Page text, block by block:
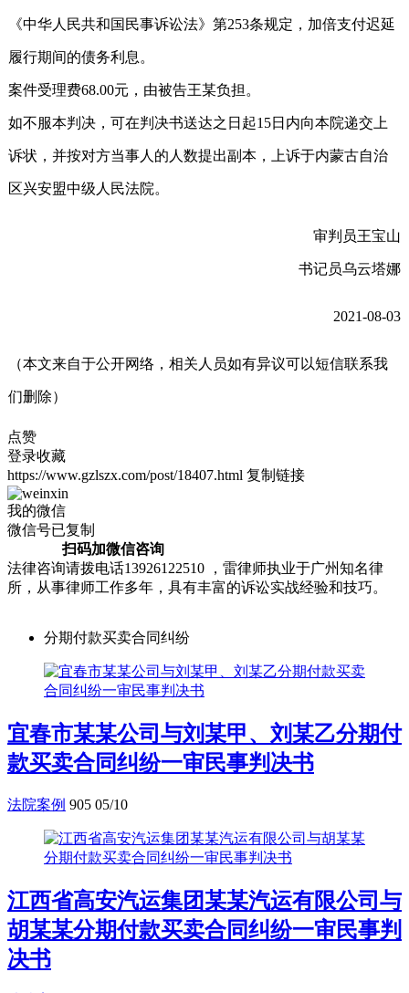
《中华人民共和国民事诉讼法》第253条规定，加倍支付迟延
履行期间的债务利息。
案件受理费68.00元，由被告王某负担。
如不服本判决，可在判决书送达之日起15日内向本院递交上
诉状，并按对方当事人的人数提出副本，上诉于内蒙古自治
区兴安盟中级人民法院。
审判员王宝山
书记员乌云塔娜
2021-08-03
（本文来自于公开网络，相关人员如有异议可以短信联系我
们删除）
点赞
登录收藏
https://www.gzlszx.com/post/18407.html 复制链接
我的微信
微信号已复制
扫码加微信咨询
法律咨询请拨电话13926122510 ，雷律师执业于广州知名律
所，从事律师工作多年，具有丰富的诉讼实战经验和技巧。
分期付款买卖合同纠纷
宜春市某某公司与刘某甲、刘某乙分期付
款买卖合同纠纷一审民事判决书
法院案例 905 05/10
江西省高安汽运集团某某汽运有限公司与
胡某某分期付款买卖合同纠纷一审民事判
决书